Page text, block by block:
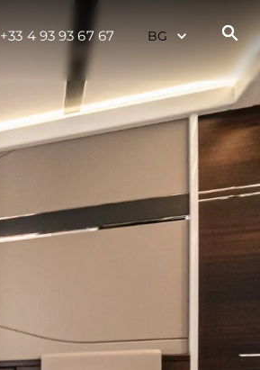
+33 4 93 93 67 67